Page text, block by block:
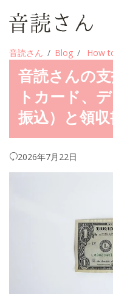
音読さん Blog How
音読さんの
トカード、
振込）と領
2026年7月22日